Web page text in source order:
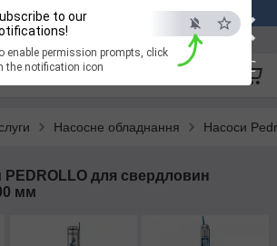
×
ESC
to our
enable permission prompts, click
the notification icon
+380 (99) 158-26-56 (viber)
Насосне обладнання Насоси
PEDROLLO для свердловин
мм